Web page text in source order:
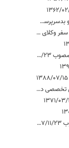
قانون حمایت از کودکان و نوجوانان بی‌سرپرست و بدسرپرست – مصوب 1392/06/31
آیین‌نامه تعرفه حق‌الوکاله، حق‌المشاوره و هزینه سفر وکلای دادگستری و وکلای موضوع ماده 187 قانون برنامه سوم توسعه جمهوری اسلامی ‌ایران – مصوب 1385/04/27
قانون حمایت از حقوق مصرف کنندگان خودرو – مصوب 1386/03/23
آیین‌نامه اداره جلسات هیات عمومی و هیات‌های تخصصی دیوان عدالت اداری – مصوب 1393/11/04
آیین‌نامه اجرایی قانون مبارزه با پولشویی – مصوب 1387/11/23